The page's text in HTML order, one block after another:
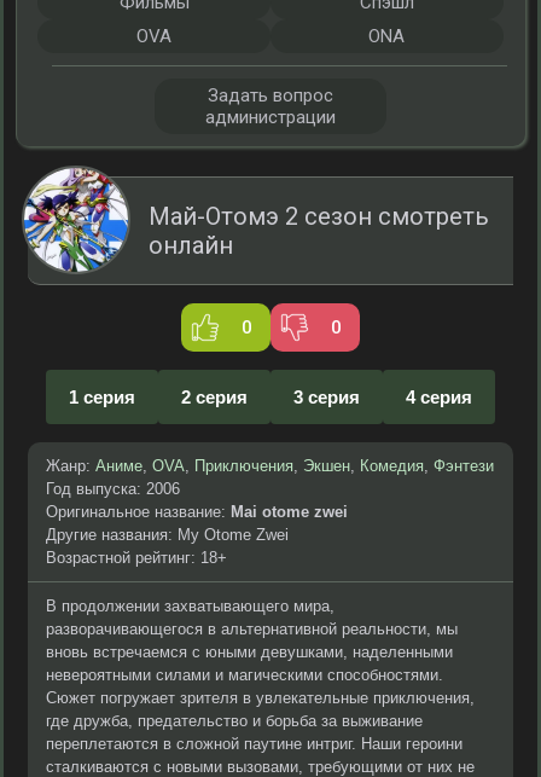
Май-Отомэ 2 сезон смотреть
онлайн
0 0
1 серия 2 серия 3 серия 4 серия
Жанр: Аниме, OVA, Приключения, Экшен, Комедия, Фэнтези
Год выпуска: 2006
Оригинальное название: Mai otome zwei
Другие названия: My Otome Zwei
Возрастной рейтинг: 18+
В продолжении захватывающего мира,
разворачивающегося в альтернативной реальности, мы
вновь встречаемся с юными девушками, наделенными
невероятными силами и магическими способностями.
Сюжет погружает зрителя в увлекательные приключения,
где дружба, предательство и борьба за выживание
переплетаются в сложной паутине интриг. Наши героини
сталкиваются с новыми вызовами, требующими от них не
OVA
ONA
Задать вопрос
администрации